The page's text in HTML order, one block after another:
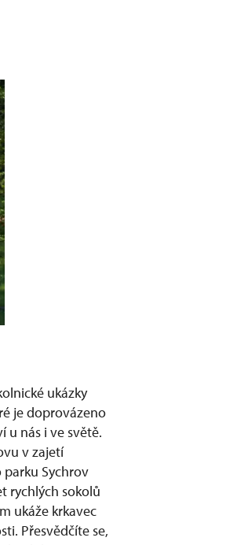
ukázky
je doprovázeno
u nás i ve světě.
v zajetí
Sychrov
rychlých sokolů
ukáže krkavec
Přesvědčíte se,